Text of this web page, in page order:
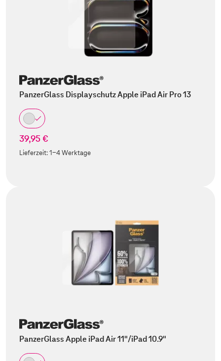
PanzerGlass Displayschutz Apple iPad Air Pro 13
39,95 €
Lieferzeit:1-4 Werktage
PanzerGlass Apple iPad Air 11"/iPad 10.9"